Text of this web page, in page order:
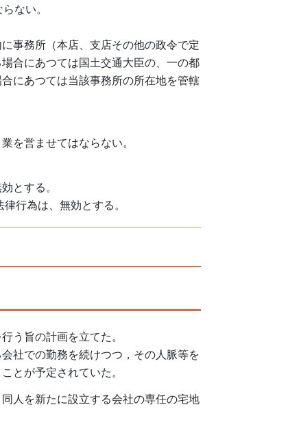
ない。
事務所（本店、支店その他の政令で定
合にあつては国土交通大臣の、一の都
にあつては当該事務所の所在地を管轄
を営ませてはならない。
とする。
行為は、無効とする。
う旨の計画を立てた。
社での勤務を続けつつ，その人脈等を
とが予定されていた。
人を新たに設立する会社の専任の宅地